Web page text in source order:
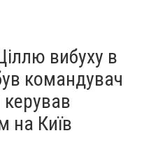
вибуху в
командувач
на Київ